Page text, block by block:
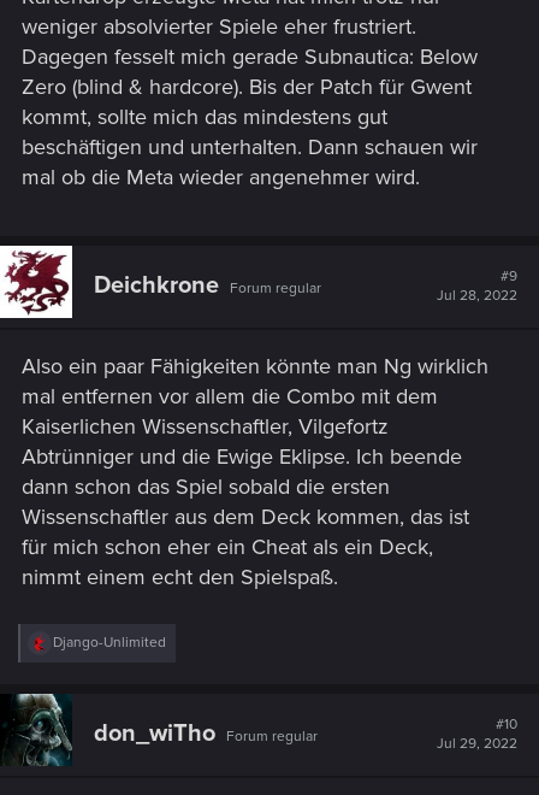
weniger absolvierter Spiele eher frustriert.
Dagegen fesselt mich gerade Subnautica: Below
Zero (blind & hardcore). Bis der Patch für Gwent
kommt, sollte mich das mindestens gut
beschäftigen und unterhalten. Dann schauen wir
mal ob die Meta wieder angenehmer wird.
Deichkrone Forum regular
#9
Jul 28, 2022
Also ein paar Fähigkeiten könnte man Ng wirklich
mal entfernen vor allem die Combo mit dem
Kaiserlichen Wissenschaftler, Vilgefortz
Abtrünniger und die Ewige Eklipse. Ich beende
dann schon das Spiel sobald die ersten
Wissenschaftler aus dem Deck kommen, das ist
für mich schon eher ein Cheat als ein Deck,
nimmt einem echt den Spielspaß.
R
c
t
i
o
Django-Unlimited
don_wiTho Forum regular
#10
Jul 29, 2022